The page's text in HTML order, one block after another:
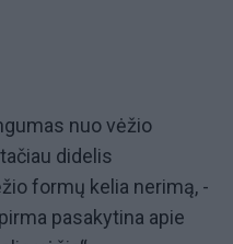
nuo vėžio
didelis
formų kelia nerimą, -
pasakytina apie